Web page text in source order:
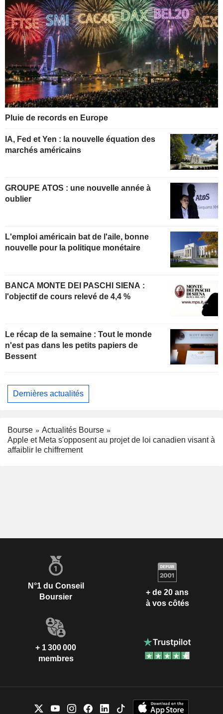
Pluie de records en Europe
IA, Fed et Yen : la nouvelle équation des
marchés américains
GROUPE ATOS : une nouvelle année à
oublier
L'emploi américain bat de l'aile, bonne
nouvelle pour la politique monétaire
BANCA MONTE DEI PASCHI SIENA :
l'objectif de cours relevé de 4,4 %
Le récap de la semaine : Tout le monde
n'est pas dans les petits papiers de
Bessent
Dernières actualités
Bourse
Actualités Bourse
Apple et Meta s'opposent au projet de loi canadien visant à
affaiblir le chiffrement
N°1 du Conseil
Boursier
+ de 20 ans
à vos côtés
+ 1 300 000
membres